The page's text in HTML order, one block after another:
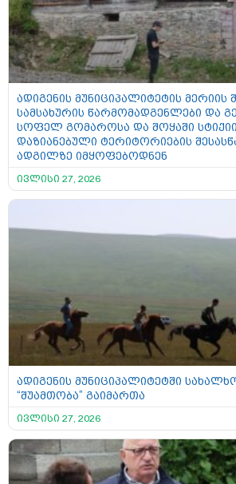
ადიგენის მუნიციპალიტეტის მერიის
სამსახურის წარმომადგენლები და
სოფელ გომაროსა და შოყაში
დაზიანებული ტერიტორიების
ადგილზე იმყოფებოდნენ
ივლისი 27, 2026
ადიგენის მუნიციპალიტეტში
“შუამთობა” გაიმართა
ივლისი 27, 2026